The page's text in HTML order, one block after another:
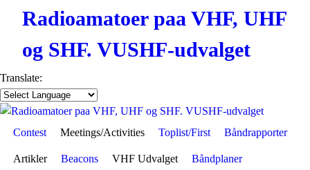
Radioamatoer paa VHF, UHF
og SHF. VUSHF-udvalget
Translate:
Skip to primary content
Skip to secondary content
Contest Meetings/Activities Toplist/First Båndrapporter
Artikler Beacons VHF Udvalget Båndplaner